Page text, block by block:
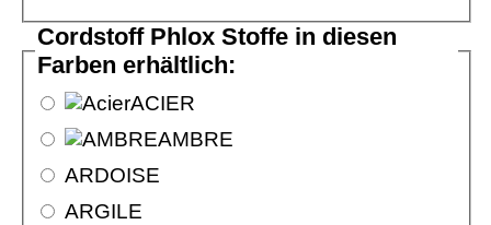
Cordstoff Phlox Stoffe in diesen
Farben erhältlich:
ACIER
AMBRE
ARDOISE
ARGILE